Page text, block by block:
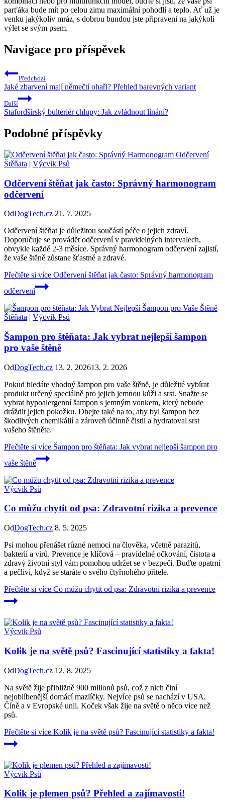
parťáka bude mít po celou zimu maximální pohodlí a teplo. Ať už je
venku jakýkoliv mráz, s dobrou bundou jste připraveni na jakýkoli
výlet se svým psem.
Navigace pro příspěvek
Předchozí
Jaké zbarvení mají němečtí ohaři? Přehled barevných variant
Další
Stafordšírský bulteriér chlupy: Jak zvládnout línání?
Podobné příspěvky
Štěňata | Výcvik Psů
Odčervení štěňat jak často: Správný harmonogram
odčervení
OdDogTech.cz 21. 7. 2025
Odčervení štěňat je důležitou součástí péče o jejich zdraví.
Doporučuje se provádět odčervení v pravidelných intervalech,
obvykle každé 2-3 měsíce. Správný harmonogram odčervení zajistí,
že vaše štěně zůstane šťastné a zdravé.
Přečtěte si více Odčervení štěňat jak často: Správný harmonogram
odčervení
Štěňata | Výcvik Psů
Šampon pro štěňata: Jak vybrat nejlepší šampon
pro vaše štěně
OdDogTech.cz 13. 2. 202613. 2. 2026
Pokud hledáte vhodný šampon pro vaše štěně, je důležité vybírat
produkt určený speciálně pro jejich jemnou kůži a srst. Snažte se
vybrat hypoalergenní šampon s jemným vonkem, který nebude
dráždit jejich pokožku. Dbejte také na to, aby byl šampon bez
škodlivých chemikálií a zároveň účinně čistil a hydratoval srst
vašeho štěněte.
Přečtěte si více Šampon pro štěňata: Jak vybrat nejlepší šampon pro
vaše štěně
Výcvik Psů
Co můžu chytit od psa: Zdravotní rizika a prevence
OdDogTech.cz 8. 5. 2025
Psi mohou přenášet různé nemoci na člověka, včetně parazitů,
bakterií a virů. Prevence je klíčová – pravidelné očkování, čistota a
zdravý životní styl vám pomohou udržet se v bezpečí. Buďte opatrní
a pečliví, když se staráte o svého čtyřnohého přítele.
Přečtěte si více Co můžu chytit od psa: Zdravotní rizika a prevence
Výcvik Psů
Kolik je na světě psů? Fascinující statistiky a fakta!
OdDogTech.cz 12. 8. 2025
Na světě žije přibližně 900 milionů psů, což z nich činí
nejoblíbenější domácí mazlíčky. Nejvíce psů se nachází v USA,
Číně a v Evropské unii. Koček však žije na světě o něco více než
psů.
Přečtěte si více Kolik je na světě psů? Fascinující statistiky a fakta!
Výcvik Psů
Kolik je plemen psů? Přehled a zajímavosti!